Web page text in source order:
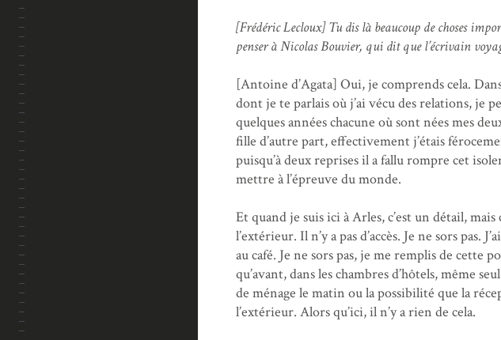
[Frédéric Lecloux] Tu dis là beaucoup de choses
penser à Nicolas Bouvier, qui dit que l’écrivain
[Antoine d’Agata] Oui, je comprends cela.
dont je te parlais où j’ai vécu des relations, je
quelques années chacune où sont nées mes
fille d’autre part, effectivement j’étais
puisqu’à deux reprises il a fallu rompre cet
mettre à l’épreuve du monde.
Et quand je suis ici à Arles, c’est un détail,
l’extérieur. Il n’y a pas d’accès. Je ne sors pas.
au café. Je ne sors pas, je me remplis de cette
qu’avant, dans les chambres d’hôtels, même
de ménage le matin ou la possibilité que la
l’extérieur. Alors qu’ici, il n’y a rien de cela.